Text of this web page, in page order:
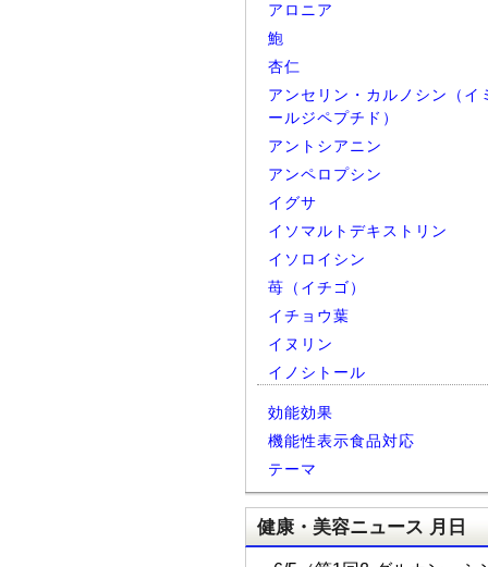
アロニア
鮑
杏仁
アンセリン・カルノシン（イ
ールジペプチド）
アントシアニン
アンペロプシン
イグサ
イソマルトデキストリン
イソロイシン
苺（イチゴ）
イチョウ葉
イヌリン
イノシトール
効能効果
機能性表示食品対応
テーマ
健康・美容ニュース 月日